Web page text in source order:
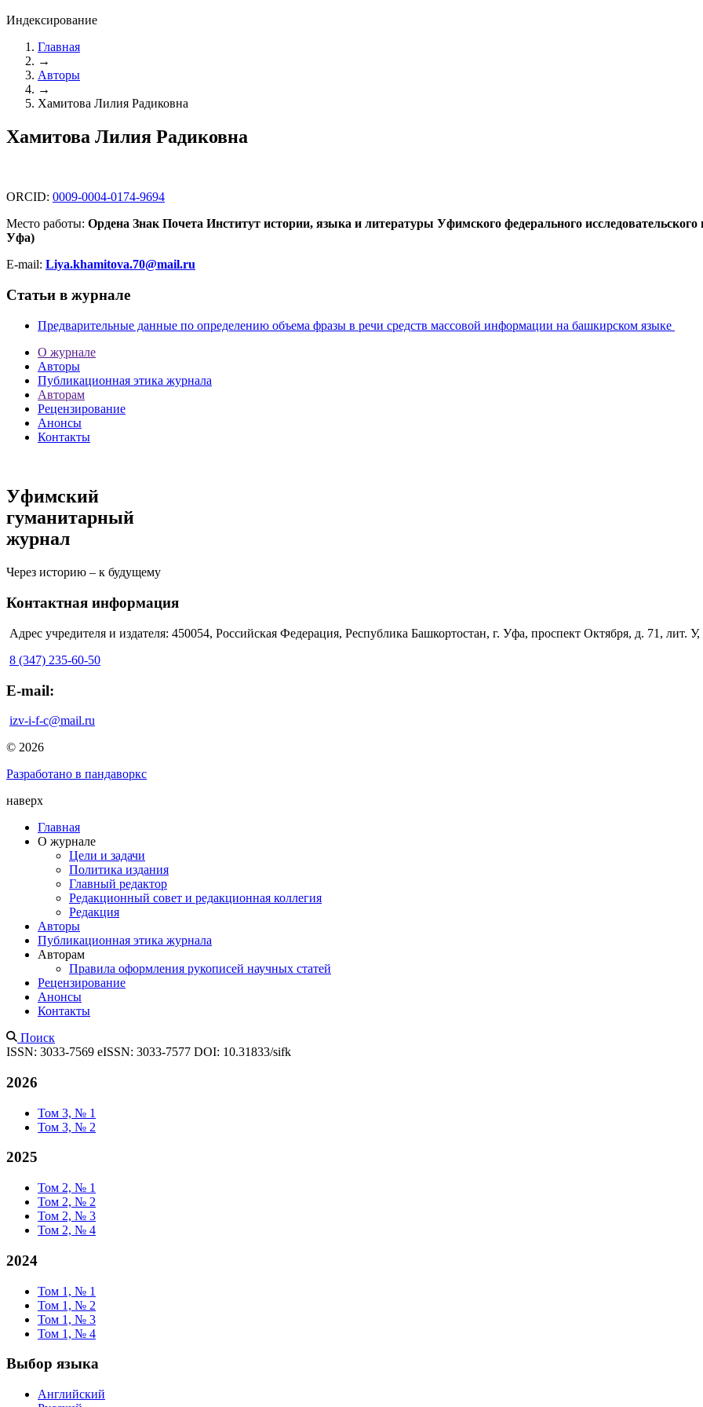
Индексирование
Главная
→
Авторы
→
Хамитова Лилия Радиковна
Хамитова Лилия Радиковна
ORCID: 0009-0004-0174-9694
Место работы: Ордена Знак Почета Институт истории, языка и литературы Уфимского федерального
Уфа)
E-mail: Liya.khamitova.70@mail.ru
Статьи в журнале
Предварительные данные по определению объема фразы в речи средств массовой информации на башкирском языке
О журнале
Авторы
Публикационная этика журнала
Авторам
Рецензирование
Анонсы
Контакты
Уфимский
гуманитарный
журнал
Через историю – к будущему
Контактная информация
Адрес учредителя и издателя: 450054, Российская Федерация, Республика Башкортостан, г. Уфа, проспект Октября, д. 71, лит.
8 (347) 235-60-50
E-mail:
izv-i-f-c@mail.ru
© 2026
Разработано в пандаворкс
наверх
Главная
О журнале
Цели и задачи
Политика издания
Главный редактор
Редакционный совет и редакционная коллегия
Редакция
Авторы
Публикационная этика журнала
Авторам
Правила оформления рукописей научных статей
Рецензирование
Анонсы
Контакты
Поиск
ISSN: 3033-7569 eISSN: 3033-7577 DOI: 10.31833/sifk
2026
Том 3, № 1
Том 3, № 2
2025
Том 2, № 1
Том 2, № 2
Том 2, № 3
Том 2, № 4
2024
Том 1, № 1
Том 1, № 2
Том 1, № 3
Том 1, № 4
Выбор языка
Английский